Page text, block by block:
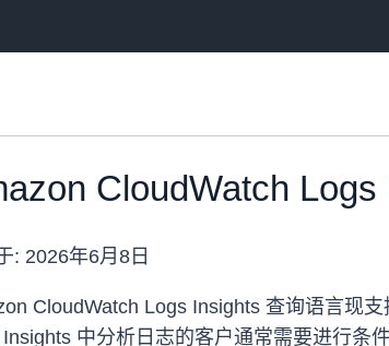
CloudWatch
: 2026年6月8日
CloudWatch Logs Insights 查询语言现
中分析日志的客户通常需要进行条